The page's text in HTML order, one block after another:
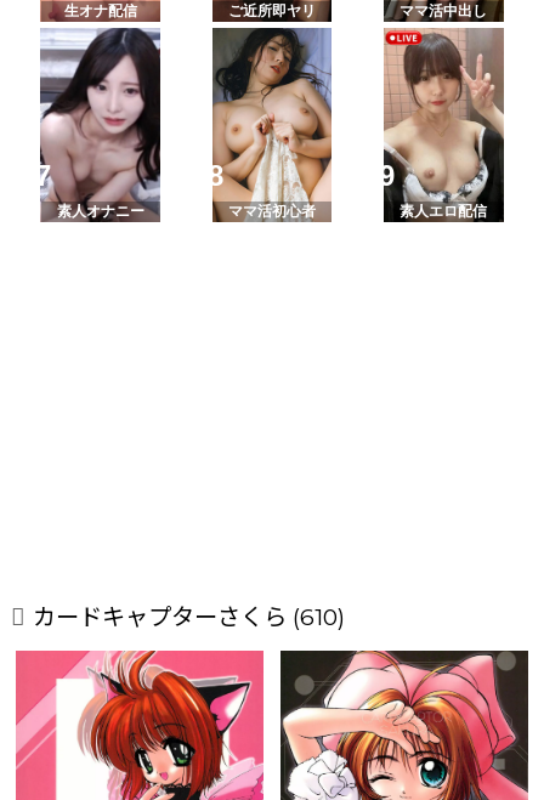
生オナ配信 ご近所即ヤリ ママ活中出し
素人オナニー ママ活初心者 素人エロ配信
カードキャプターさくら (610)